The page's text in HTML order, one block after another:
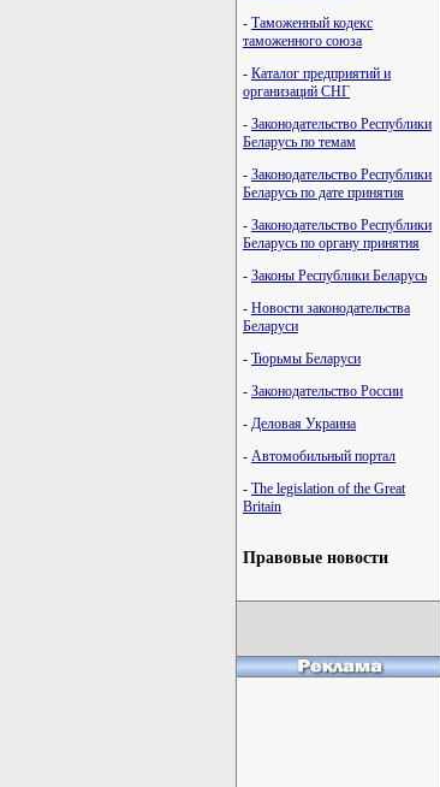
- Таможенный кодекс
таможенного союза
- Каталог предприятий и
организаций СНГ
- Законодательство Республики
Беларусь по темам
- Законодательство Республики
Беларусь по дате принятия
- Законодательство Республики
Беларусь по органу принятия
- Законы Республики Беларусь
- Новости законодательства
Беларуси
- Тюрьмы Беларуси
- Законодательство России
- Деловая Украина
- Автомобильный портал
- The legislation of the Great
Britain
Правовые новости